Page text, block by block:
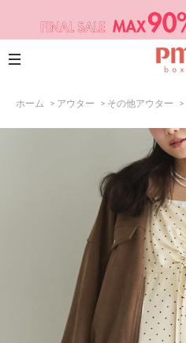
ホーム > アウター > その他アウター >